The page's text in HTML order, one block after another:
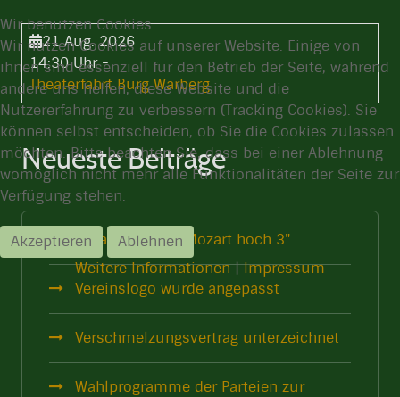
21 Aug. 2026
14:30 Uhr-
Theaterfahrt Burg Warberg
Neueste Beiträge
Theaterprojekt "Mozart hoch 3"
Vereinslogo wurde angepasst
Verschmelzungsvertrag unterzeichnet
Wahlprogramme der Parteien zur
Wir benutzen Cookies
Wir nutzen Cookies auf unserer Website. Einige von
ihnen sind essenziell für den Betrieb der Seite, während
andere uns helfen, diese Website und die
Nutzererfahrung zu verbessern (Tracking Cookies). Sie
können selbst entscheiden, ob Sie die Cookies zulassen
möchten. Bitte beachten Sie, dass bei einer Ablehnung
womöglich nicht mehr alle Funktionalitäten der Seite zur
Verfügung stehen.
Akzeptieren
Ablehnen
Weitere Informationen|Impressum